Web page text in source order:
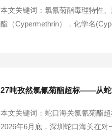
本文关键词：氯氰菊酯毒理特性
酯（Cypermethrin），化学名
27吨孜然氯氰菊酯超标——从蛇
本文关键词：蛇口海关氯氰菊酯
2026年6月底，深圳蛇口海关在